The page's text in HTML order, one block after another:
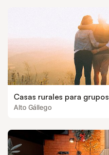
Casas rurales para grupos
Alto Gállego